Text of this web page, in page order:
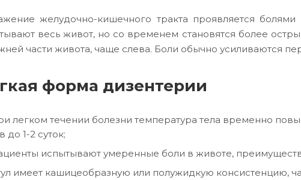
желудочно-кишечного тракта проявляется
весь живот, но со временем становятся более
части живота, чаще слева. Боли обычно усиливаются
форма дизентерии
легком течении болезни температура тела временно
до 1-2 суток;
испытывают умеренные боли в животе,
имеет кашицеобразную или полужидкую консистенцию,